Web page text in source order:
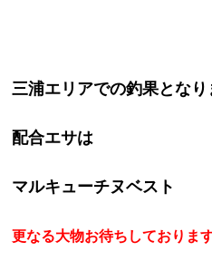
三浦エリアでの釣果となり
配合エサは
マルキューチヌベスト
更なる大物お待ちしておりま